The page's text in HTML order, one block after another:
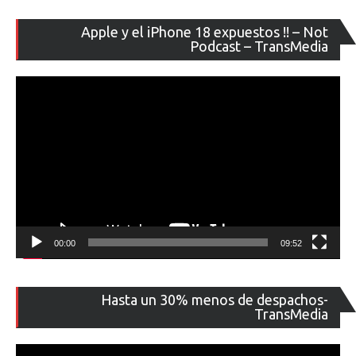
Apple y el iPhone 18 expuestos !! – Not
Podcast – TransMedia
de
00:00 09:52
Hasta un 30% menos de despachos-
TransMedia
de